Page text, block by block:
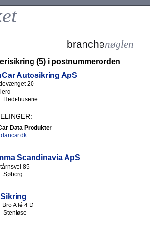
branchenøglen
(5) i postnummerorden
Autosikring ApS
20
Hedehusene
Data Produkter
Scandinavia ApS
85
Søborg
Bro Allé 4 D
Stenløse